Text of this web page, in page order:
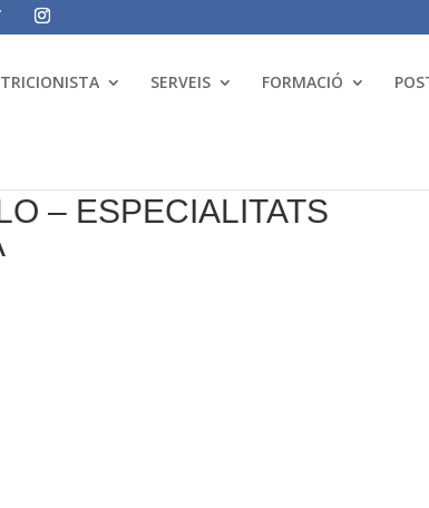
SERVEIS FORMACIÓ
– ESPECIALITATS